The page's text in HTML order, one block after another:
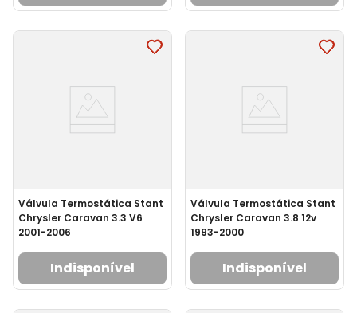
Válvula Termostática Stant
Chrysler Caravan 3.3 V6
2001-2006
Indisponível
Válvula Termostática Stant
Chrysler Caravan 3.8 12v
1993-2000
Indisponível